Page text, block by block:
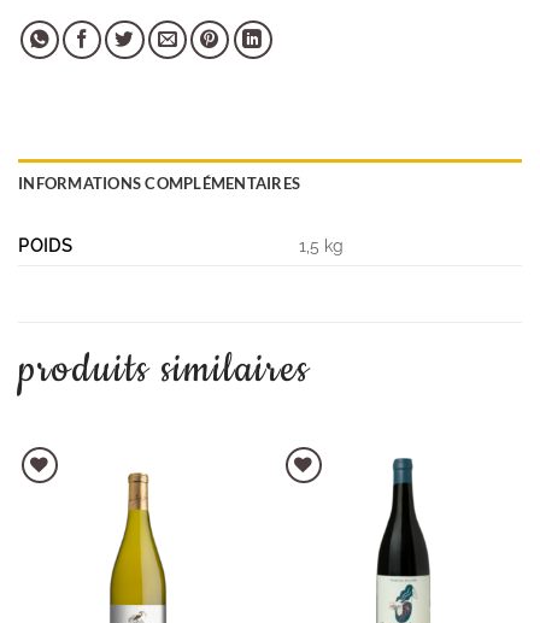
INFORMATIONS COMPLÉMENTAIRES
POIDS 1,5 kg
produits similaires
AJOUTER À LA LISTE D'ENVIES AJOUTER À LA LISTE D'ENVIES